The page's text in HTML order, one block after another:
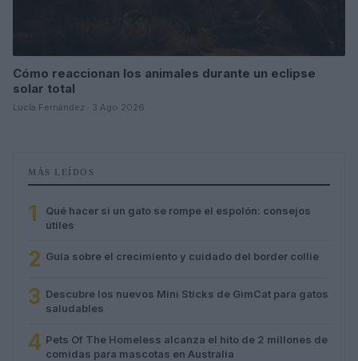
Cómo reaccionan los animales durante un eclipse
solar total
Lucía Fernández · 3 Ago 2026
MÁS LEÍDOS
1
Qué hacer si un gato se rompe el espolón: consejos
útiles
2 Guía sobre el crecimiento y cuidado del border collie
3 Descubre los nuevos Mini Sticks de GimCat para gatos
saludables
4 Pets Of The Homeless alcanza el hito de 2 millones de
comidas para mascotas en Australia